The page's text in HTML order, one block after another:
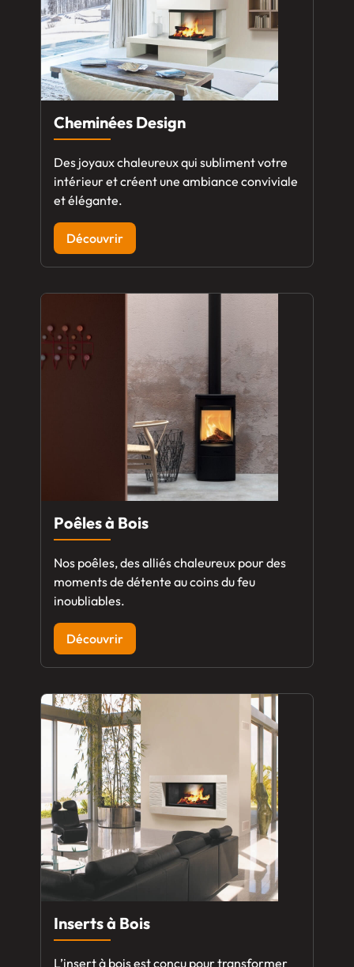
Cheminées Design
Des joyaux chaleureux qui subliment votre
intérieur et créent une ambiance conviviale
et élégante.
Découvrir
Poêles à Bois
Nos poêles, des alliés chaleureux pour des
moments de détente au coins du feu
inoubliables.
Découvrir
Inserts à Bois
L’insert à bois est conçu pour transformer